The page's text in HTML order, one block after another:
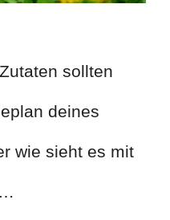
sollten
deines
wie sieht es mit